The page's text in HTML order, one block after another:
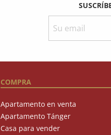
COMPRA
Apartamento en venta
Apartamento Tánger
Casa para vender